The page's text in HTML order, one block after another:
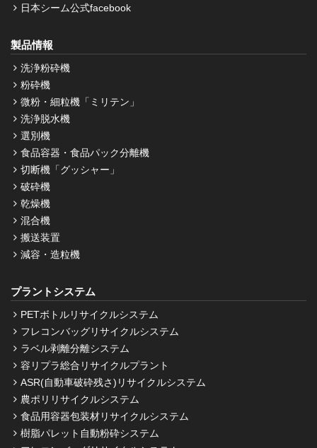
日本シーム公式facebook
製品情報
洗浄粉砕機
粉砕機
微粉・細粒機「ミリテン」
洗浄脱水機
選別機
食品容器・食品パック分離機
切断機「グッシャー」
破砕機
乾燥機
混合機
搬送装置
減容・造粒機
プラントシステム
PETボトルリサイクルシステム
フレコンバッグリサイクルシステム
ラベル剥離分離システム
容リプラ総合リサイクルプラント
ASR(自動車破砕残さ)リサイクルシステム
農ポリリサイクルシステム
食品用容器包装材リサイクルシステム
樹脂パレット自動粉砕システム